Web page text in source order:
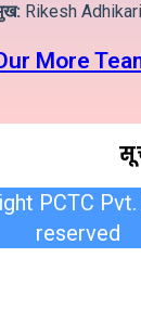
Rikesh
More
PCTC
reserved